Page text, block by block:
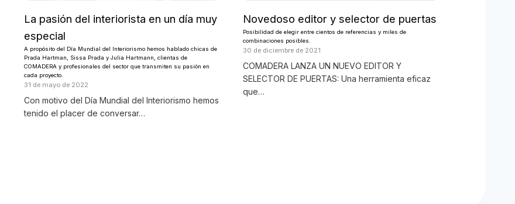
La pasión del interiorista en un día muy
especial
A propósito del Día Mundial del Interiorismo hemos hablado chicas de
Prada Hartman, Sissa Prada y Julia Hartmann, clientas de
COMADERA y profesionales del sector que transmiten su pasión en
cada proyecto.
31 de mayo de 2022
Con motivo del Día Mundial del Interiorismo hemos
tenido el placer de conversar…
Novedoso editor y selector de puertas
Posibilidad de elegir entre cientos de referencias y miles de
combinaciones posibles.
30 de diciembre de 2021
COMADERA LANZA UN NUEVO EDITOR Y
SELECTOR DE PUERTAS: Una herramienta eficaz
que…